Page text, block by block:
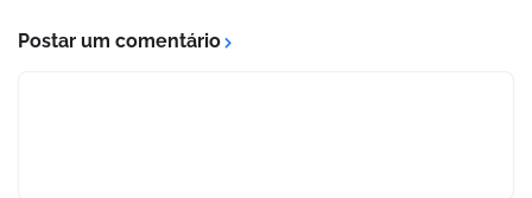
Postar um comentário